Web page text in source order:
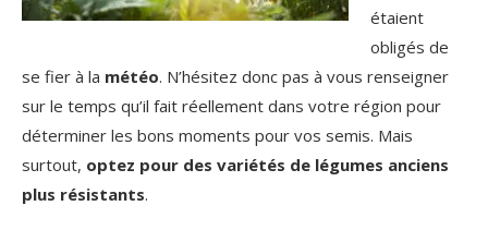
étaient
obligés de
se fier à la météo. N’hésitez donc pas à vous renseigner
sur le temps qu’il fait réellement dans votre région pour
déterminer les bons moments pour vos semis. Mais
surtout, optez pour des variétés de légumes anciens
plus résistants.